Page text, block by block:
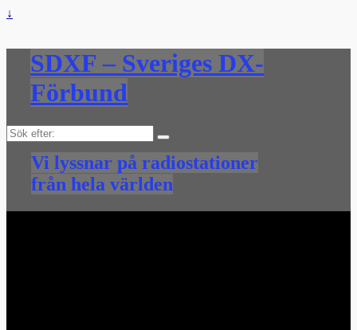
↓
SDXF – Sveriges DX-
Förbund
Sök
efter:
Vi lyssnar på radiostationer
från hela världen